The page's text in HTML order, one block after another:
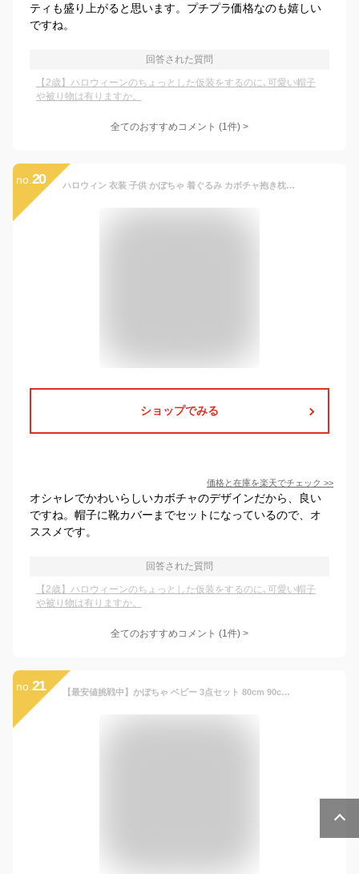
ティも盛り上がると思います。プチプラ価格なのも嬉しい
ですね。
回答された質問
【2歳】ハロウィーンのちょっとした仮装をするのに､可愛い帽子
や被り物は有りますか。
全てのおすすめコメント (1件) >
no. 20 ハロウィン 衣装 子供 かぼちゃ 着ぐるみ カボチャ抱き枕 コスプレ衣装 子供 2歳 ハロウィン コスプレ 小学生 南瓜 ハロウィン かぼちゃ 女の子 仮装 男の子 靴カバー ベレー帽 可愛い クリスマス コスチューム パーティー 演出服 幼稚園 学園祭 cosplay 写真撮影 90-140cm
ショップでみる
価格と在庫を楽天でチェック >>
オシャレでかわいらしいカボチャのデザインだから、良い
ですね。帽子に靴カバーまでセットになっているので、オ
ススメです。
回答された質問
【2歳】ハロウィーンのちょっとした仮装をするのに､可愛い帽子
や被り物は有りますか。
全てのおすすめコメント (1件) >
no. 21 【最安値挑戦中】かぼちゃ ベビー 3点セット 80cm 90cm HALLOWEEN ハロウィン 衣装 コスプレ 帽子 靴下 キッズ オレンジ パンプキン ジャックオーランタン ベビー 着ぐるみ 子供 仮装 子供服 赤ちゃん ハロウィーン なりきり コスチューム オレンジ ネコポス送料無料